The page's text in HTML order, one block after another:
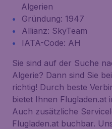
Algerien
Gründung: 1947
Allianz: SkyTeam
IATA-Code: AH
Sie sind auf der Suche
Algerie? Dann sind Sie
richtig! Durch beste
bietet Ihnen Flugladen.at
Auch zusätzliche
Flugladen.at buchbar.